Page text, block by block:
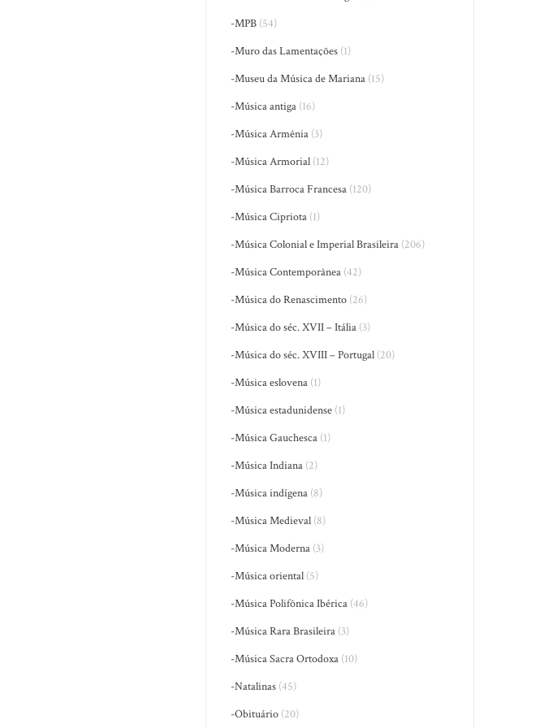
-MPB (54)
-Muro das Lamentações (1)
-Museu da Música de Mariana (15)
-Música antiga (16)
-Música Armênia (3)
-Música Armorial (12)
-Música Barroca Francesa (120)
-Música Cipriota (1)
-Música Colonial e Imperial Brasileira (206)
-Música Contemporânea (42)
-Música do Renascimento (26)
-Música do séc. XVII – Itália (3)
-Música do séc. XVIII – Portugal (20)
-Música eslovena (1)
-Música estadunidense (1)
-Música Gauchesca (1)
-Música Indiana (2)
-Música indígena (8)
-Música Medieval (8)
-Música Moderna (3)
-Música oriental (5)
-Música Polifônica Ibérica (46)
-Música Rara Brasileira (3)
-Música Sacra Ortodoxa (10)
-Natalinas (45)
-Obituário (20)